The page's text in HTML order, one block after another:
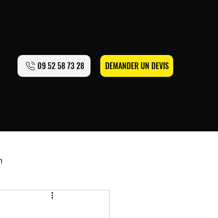
09 52 58 73 28 DEMANDER UN DEVIS